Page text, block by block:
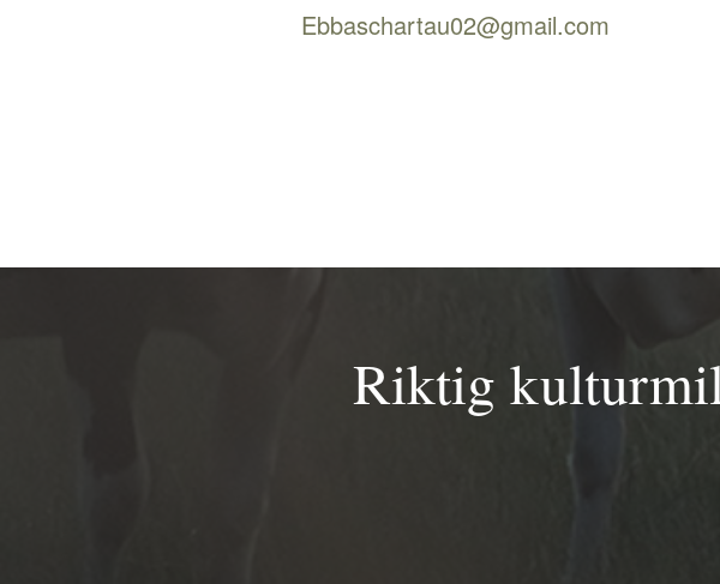
Ebbaschartau02@gmail.com
Riktig